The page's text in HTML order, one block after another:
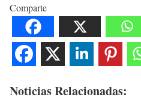
Comparte
Noticias Relacionadas: